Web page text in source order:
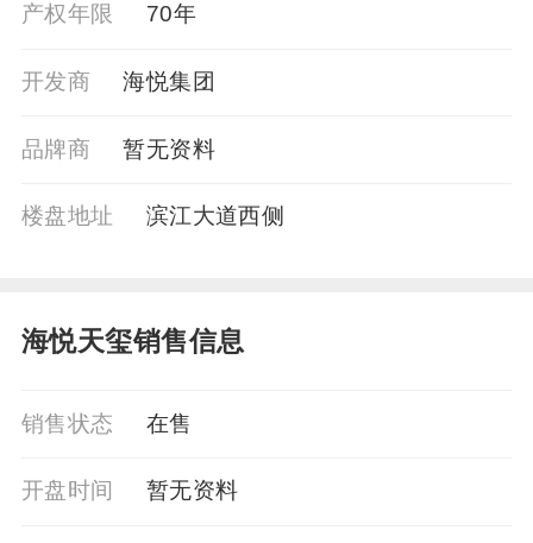
产权年限 70年
开发商 海悦集团
品牌商 暂⽆资料
楼盘地址 滨江大道西侧
海悦天玺销售信息
销售状态 在售
开盘时间 暂无资料